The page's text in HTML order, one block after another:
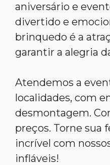
aniversário e
divertido e
brinquedo é a
garantir a alegria
Atendemos a
localidades, com
desmontagem.
preços. Torne sua
incrível com
infláveis!